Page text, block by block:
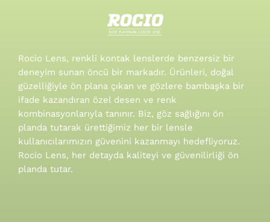
Rocio Lens, renkli kontak lenslerde benzersiz bir
deneyim sunan öncü bir markadır. Ürünleri, doğal
güzelliğiyle ön plana çıkan ve gözlere bambaşka bir
ifade kazandıran özel desen ve renk
kombinasyonlarıyla tanınır. Biz, göz sağlığını ön
planda tutarak ürettiğimiz her bir lensle
kullanıcılarımızın güvenini kazanmayı hedefliyoruz.
Rocio Lens, her detayda kaliteyi ve güvenilirliği ön
planda tutar.